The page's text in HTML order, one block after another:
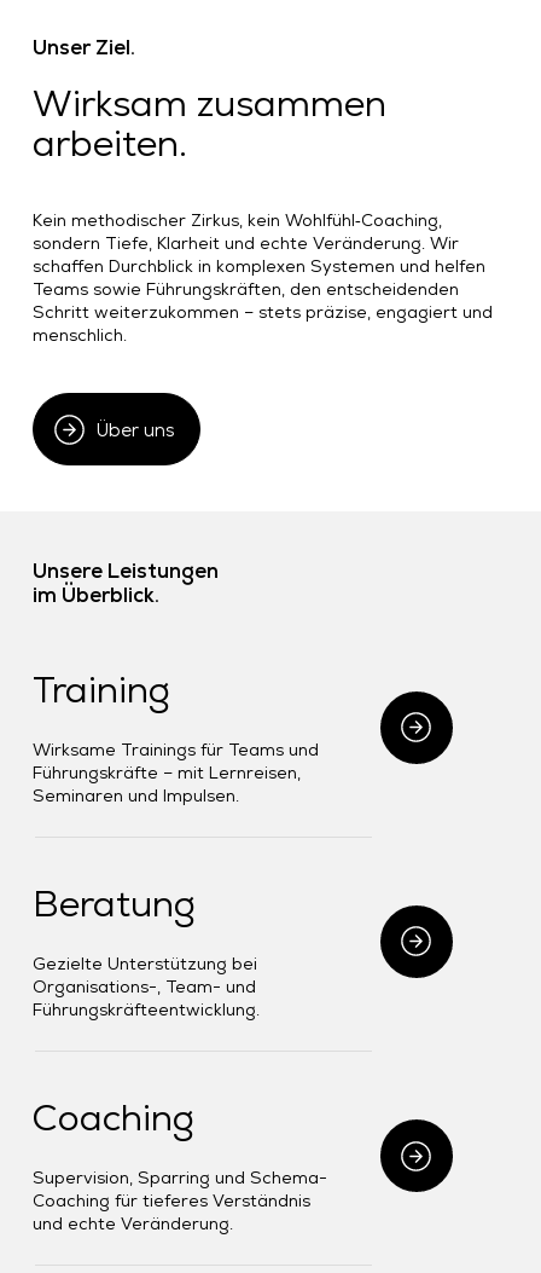
Unser Ziel.
Wirksam zusammen
arbeiten.
Kein methodischer Zirkus, kein Wohlfühl‑Coaching,
sondern Tiefe, Klarheit und echte Veränderung. Wir
schaffen Durchblick in komplexen Systemen und helfen
Teams sowie Führungskräften, den entscheidenden
Schritt weiterzukommen – stets präzise, engagiert und
menschlich.
Über uns
Unsere Leistungen
im Überblick.
Training
Wirksame Trainings für Teams und
Führungskräfte – mit Lernreisen,
Seminaren und Impulsen.
Beratung
Gezielte Unterstützung bei
Organisations-, Team- und
Führungskräfteentwicklung.
Coaching
Supervision, Sparring und Schema-
Coaching für tieferes Verständnis
und echte Veränderung.